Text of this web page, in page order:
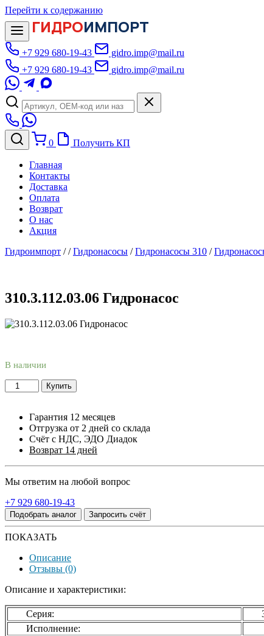
Перейти к содержанию
ГИДРОИМПОРТ
+7 929 680-19-43
gidro.imp@mail.ru
+7 929 680-19-43
gidro.imp@mail.ru
0 Получить КП
Главная
Контакты
Доставка
Оплата
Возврат
О нас
Акция
Гидроимпорт //Гидронасосы /Гидронасосы 310 /
310.3.112.03.06 Гидронасос
В наличии
Купить
Гарантия 12 месяцев
Отгрузка от 2 дней со склада
Счёт с НДС, ЭДО Диадок
Возврат 14 дней
Мы ответим на любой вопрос
+7 929 680-19-43
Подобрать аналог Запросить счёт
ПОКАЗАТЬ
Описание
Отзывы (0)
Описание и характеристики:
Серия:
Исполнение: